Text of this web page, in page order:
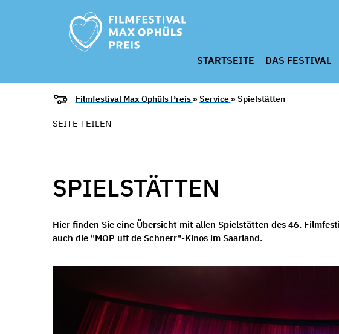
STARTSEITE DAS FESTIVAL
Filmfestival Max Ophüls Preis »Service » Spielstätten
SEITE TEILEN
SPIELSTÄTTEN
Hier finden Sie eine Übersicht mit allen Spielstätten des 46.
auch die "MOP uff de Schnerr"-Kinos im Saarland.